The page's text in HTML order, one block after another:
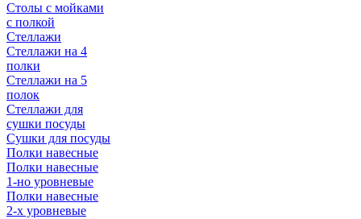
Столы с мойками
с полкой
Стеллажи
Стеллажи на 4
полки
Стеллажи на 5
полок
Стеллажи для
сушки посуды
Сушки для посуды
Полки навесные
Полки навесные
1-но уровневые
Полки навесные
2-х уровневые